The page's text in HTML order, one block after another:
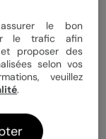
Sticker 3.8 cm
8 stickers
le bon
le trafic afin
proposer des
selon vos
veuillez
.